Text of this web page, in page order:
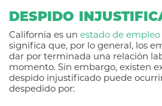
DESPIDO
California es un estado de
significa que, por lo general, los
dar por terminada una relación
momento. Sin embargo, existen
despido injustificado puede
despedido por: